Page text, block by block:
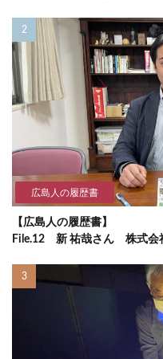
広島人の履歴書
【広島人の履歴書】
File.12 新 祐哉さん 株式会